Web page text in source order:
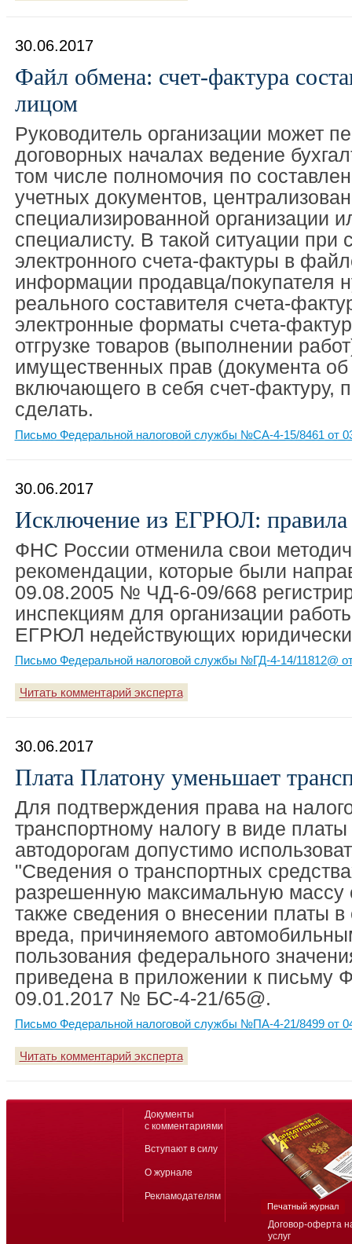
30.06.2017
Файл обмена: счет-фактура
лицом
Руководитель организации может
договорных началах ведение
том числе полномочия по
учетных документов,
специализированной организации
специалисту. В такой ситуации при
электронного счета-фактуры в
информации продавца/покупателя
реального составителя счета-
электронные форматы счета-
отгрузке товаров (выполнении
имущественных прав (документа об
включающего в себя счет-фактуру,
сделать.
Письмо Федеральной налоговой службы №СА-4-15/8461 от
30.06.2017
Исключение из ЕГРЮЛ: правила
ФНС России отменила свои
рекомендации, которые были
09.08.2005 № ЧД-6-09/668
инспекциям для организации
ЕГРЮЛ недействующих
Письмо Федеральной налоговой службы №ГД-4-14/11812@
Читать комментарий эксперта
30.06.2017
Плата Платону уменьшает
Для подтверждения права на
транспортному налогу в виде платы
автодорогам допустимо
"Сведения о транспортных
разрешенную максимальную массу
также сведения о внесении платы
вреда, причиняемого
пользования федерального
приведена в приложении к письму
09.01.2017 № БС-4-21/65@.
Письмо Федеральной налоговой службы №ПА-4-21/8499 от
Читать комментарий эксперта
Договор-оферта
услуг
Документы
с комментариями
Вступают в силу
О журнале
Рекламодателям
Печатный журнал